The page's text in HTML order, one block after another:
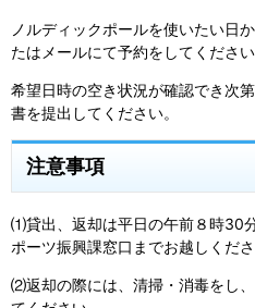
ノルディックポールを使いたい日
たはメールにて予約をしてください
希望日時の空き状況が確認でき次
書を提出してください。
注意事項
⑴貸出、返却は平日の午前８時30
ポーツ振興課窓口までお越しくださ
⑵返却の際には、清掃・消毒をし